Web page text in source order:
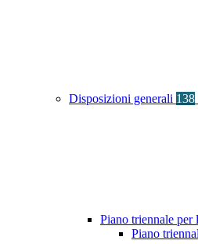
Disposizioni generali 138
Piano triennale per
Piano